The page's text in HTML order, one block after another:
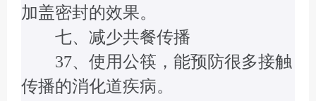
加盖密封的效果。
七、减少共餐传播
37、使用公筷，能预防很多接触
传播的消化道疾病。